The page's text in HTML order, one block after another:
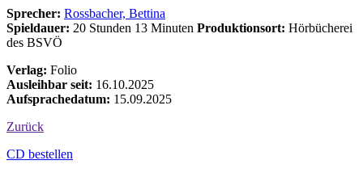
Sprecher: Rossbacher, Bettina
Spieldauer: 20 Stunden 13 Minuten Produktionsort: Hörbücherei
des BSVÖ
Verlag: Folio
Ausleihbar seit: 16.10.2025
Aufsprachedatum: 15.09.2025
Zurück
Bestell-Aktionen
CD bestellen